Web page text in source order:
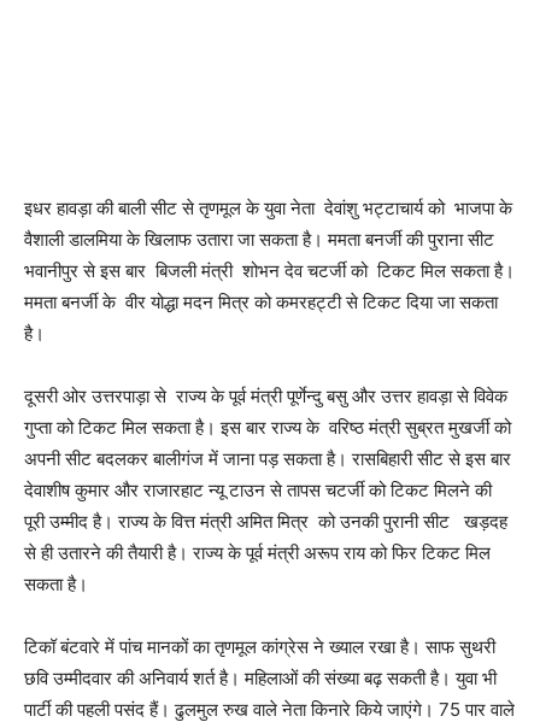
इधर हावड़ा की बाली सीट से तृणमूल के युवा नेता देवांशु भट्टाचार्य को भाजपा के
वैशाली डालमिया के खिलाफ उतारा जा सकता है। ममता बनर्जी की पुराना सीट
भवानीपुर से इस बार बिजली मंत्री शोभन देव चटर्जी को टिकट मिल सकता है।
ममता बनर्जी के वीर योद्धा मदन मित्र को कमरहट्टी से टिकट दिया जा सकता
है।
दूसरी ओर उत्तरपाड़ा से राज्य के पूर्व मंत्री पूर्णेन्दु बसु और उत्तर हावड़ा से विवेक
गुप्ता को टिकट मिल सकता है। इस बार राज्य के वरिष्ठ मंत्री सुब्रत मुखर्जी को
अपनी सीट बदलकर बालीगंज में जाना पड़ सकता है। रासबिहारी सीट से इस बार
देवाशीष कुमार और राजारहाट न्यू टाउन से तापस चटर्जी को टिकट मिलने की
पूरी उम्मीद है। राज्य के वित्त मंत्री अमित मित्र को उनकी पुरानी सीट खड़दह
से ही उतारने की तैयारी है। राज्य के पूर्व मंत्री अरूप राय को फिर टिकट मिल
सकता है।
टिकॉ बंटवारे में पांच मानकों का तृणमूल कांग्रेस ने ख्याल रखा है। साफ सुथरी
छवि उम्मीदवार की अनिवार्य शर्त है। महिलाओं की संख्या बढ़ सकती है। युवा भी
पार्टी की पहली पसंद हैं। ढुलमुल रुख वाले नेता किनारे किये जाएंगे। 75 पार वाले